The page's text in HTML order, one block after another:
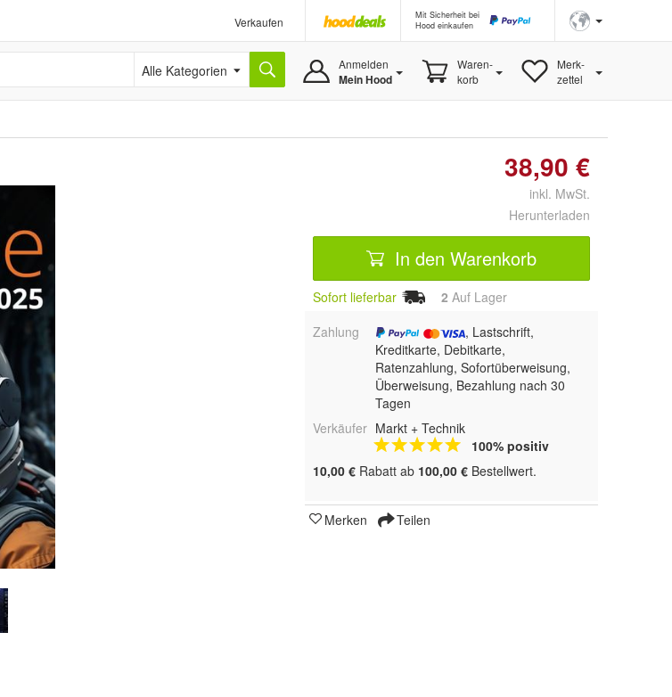
Verkaufen
Mit Sicherheit bei
Hood einkaufen
Alle Kategorien Anmelden
Mein Hood
Waren-
korb
Merk-
zettel
38,90 €
inkl. MwSt.
Herunterladen
In den Warenkorb
Sofort lieferbar 2 Auf Lager
Zahlung
, Lastschrift,
Kreditkarte, Debitkarte,
Ratenzahlung, Sofortüberweisung,
Überweisung, Bezahlung nach 30
Tagen
Verkäufer Markt + Technik
100% positiv
10,00 € Rabatt ab 100,00 € Bestellwert.
Merken Teilen